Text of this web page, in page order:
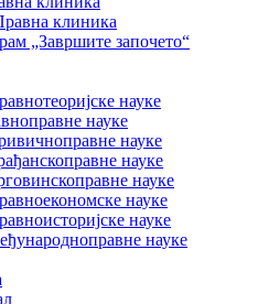
клиника
„Завршите започето“
науке
науке
науке
науке
науке
науке
науке
науке